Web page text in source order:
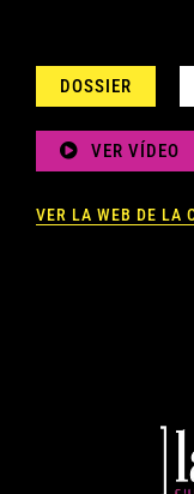
DOSSIER
VER VÍDEO
VER LA WEB DE LA